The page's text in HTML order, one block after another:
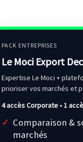
PACK ENTREPRISES
Le Moci Export
Expertise Le Moci +
prioriser vos marchés et
4 accès Corporate • 1
Comparaison &
marchés